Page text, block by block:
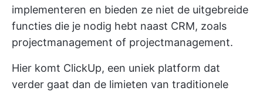
implementeren en bieden ze niet de uitgebreide
functies die je nodig hebt naast CRM, zoals
projectmanagement of projectmanagement.
Hier komt ClickUp, een uniek platform dat
verder gaat dan de limieten van traditionele